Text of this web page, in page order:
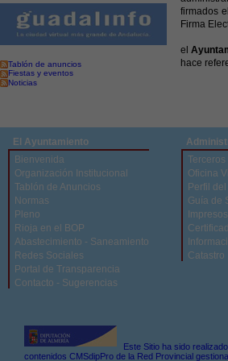
Tablón de anuncios
Fiestas y eventos
Noticias
firmados
Firma
el
hace
El Ayuntamiento
Bienvenida
Organización Institucional
Tablón de Anuncios
Normas
Pleno
Rioja en el BOP
Abastecimiento - Saneamiento
Redes Sociales
Portal de Transparencia
Contacto - Sugerencias
Oficina
Perfil
Guía de
Catastro
Este Sitio ha sido
contenidos CMSdipPro de la Red Provincial